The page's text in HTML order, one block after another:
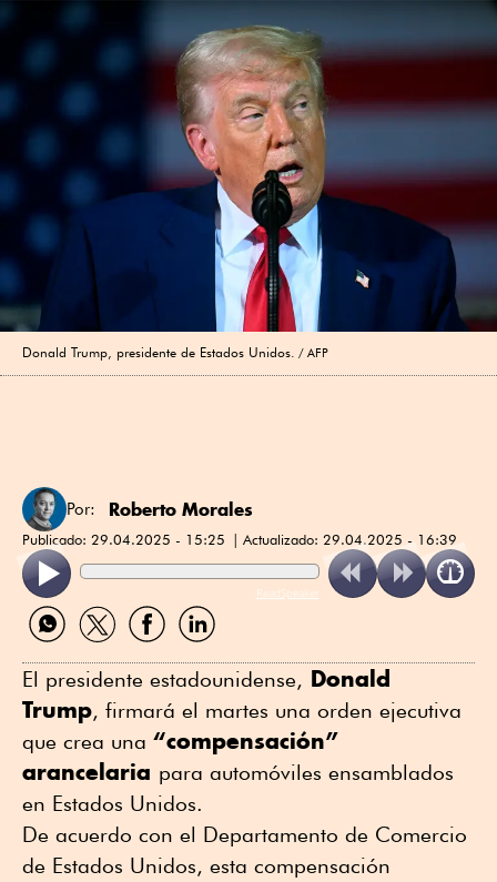
Donald Trump, presidente de Estados Unidos. AFP
Por: Roberto Morales
Publicado: 29.04.2025 - 15:25 Actualizado: 29.04.2025 - 16:39
ReadSpeaker
Compartir
por
Compartir
por
Compartir
por
Compartir
por
El presidente estadounidense, Donald
Trump, firmará el martes una orden ejecutiva
que crea una “compensación”
arancelaria para automóviles ensamblados
en Estados Unidos.
De acuerdo con el Departamento de Comercio
de Estados Unidos, esta compensación